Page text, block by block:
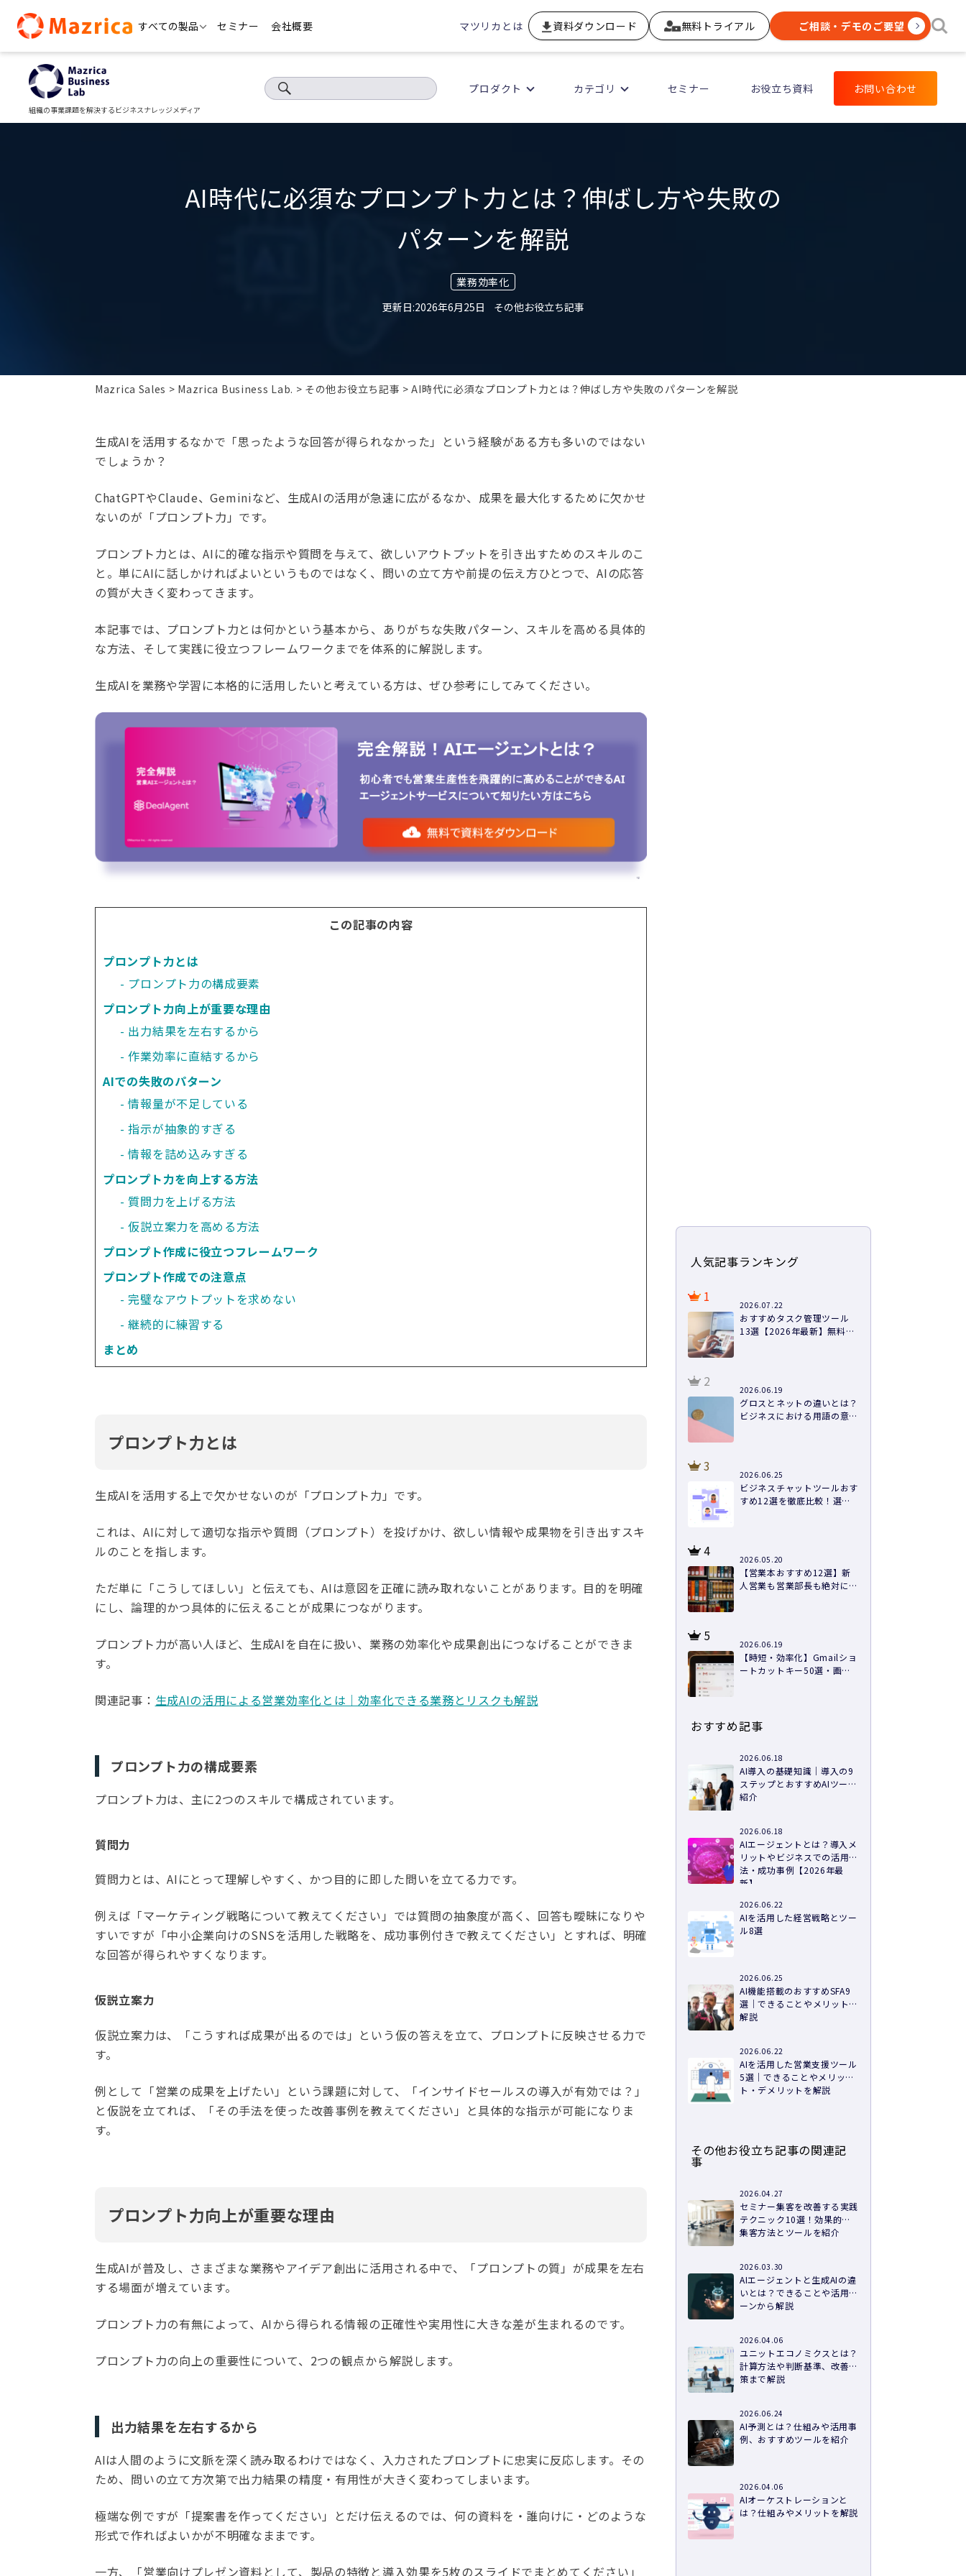
content
すべての製品 セミナー 会社概要 マツリカとは 資料ダウンロード 無料トライアル ご相談・デモのご要望
組織の事業課題を解決するビジネスナレッジメディア
プロダクト カテゴリ セミナー お役立ち資料 お問い合わせ
AI時代に必須なプロンプト力とは？伸ばし方や失敗の
パターンを解説
業務効率化
2026年6月25日
その他お役立ち記事
Mazrica Sales Mazrica Business Lab. その他お役立ち記事 AI時代に必須なプロンプト力とは？伸ばし方や失敗のパターンを解説
生成AIを活用するなかで「思ったような回答が得られなかった」という経験がある方も多いのではない
でしょうか？
ChatGPTやClaude、Geminiなど、生成AIの活用が急速に広がるなか、成果を最大化するために欠かせ
ないのが「プロンプト力」です。
プロンプト力とは、AIに的確な指示や質問を与えて、欲しいアウトプットを引き出すためのスキルのこ
と。単にAIに話しかければよいというものではなく、問いの立て方や前提の伝え方ひとつで、AIの応答
の質が大きく変わってきます。
本記事では、プロンプト力とは何かという基本から、ありがちな失敗パターン、スキルを高める具体的
な方法、そして実践に役立つフレームワークまでを体系的に解説します。
生成AIを業務や学習に本格的に活用したいと考えている方は、ぜひ参考にしてみてください。
この記事の内容
プロンプト力とは
プロンプト力の構成要素
プロンプト力向上が重要な理由
出力結果を左右するから
作業効率に直結するから
AIでの失敗のパターン
情報量が不足している
指示が抽象的すぎる
情報を詰め込みすぎる
プロンプト力を向上する方法
質問力を上げる方法
仮説立案力を高める方法
プロンプト作成に役立つフレームワーク
プロンプト作成での注意点
完璧なアウトプットを求めない
継続的に練習する
まとめ
プロンプト力とは
生成AIを活用する上で欠かせないのが「プロンプト力」です。
これは、AIに対して適切な指示や質問（プロンプト）を投げかけ、欲しい情報や成果物を引き出すスキ
ルのことを指します。
ただ単に「こうしてほしい」と伝えても、AIは意図を正確に読み取れないことがあります。目的を明確
にし、論理的かつ具体的に伝えることが成果につながります。
プロンプト力が高い人ほど、生成AIを自在に扱い、業務の効率化や成果創出につなげることができま
す。
関連記事： 生成AIの活用による営業効率化とは｜効率化できる業務とリスクも解説
プロンプト力の構成要素
プロンプト力は、主に2つのスキルで構成されています。
質問力
質問力とは、AIにとって理解しやすく、かつ目的に即した問いを立てる力です。
例えば「マーケティング戦略について教えてください」では質問の抽象度が高く、回答も曖昧になりや
すいですが「中小企業向けのSNSを活用した戦略を、成功事例付きで教えてください」とすれば、明確
な回答が得られやすくなります。
仮説立案力
仮説立案力は、「こうすれば成果が出るのでは」という仮の答えを立て、プロンプトに反映させる力で
す。
例として「営業の成果を上げたい」という課題に対して、「インサイドセールスの導入が有効では？」
と仮説を立てれば、「その手法を使った改善事例を教えてください」と具体的な指示が可能になりま
す。
プロンプト力向上が重要な理由
生成AIが普及し、さまざまな業務やアイデア創出に活用される中で、「プロンプトの質」が成果を左右
する場面が増えています。
プロンプト力の有無によって、AIから得られる情報の正確性や実用性に大きな差が生まれるのです。
プロンプト力の向上の重要性について、2つの観点から解説します。
出力結果を左右するから
AIは人間のように文脈を深く読み取るわけではなく、入力されたプロンプトに忠実に反応します。その
ため、問いの立て方次第で出力結果の精度・有用性が大きく変わってしまいます。
極端な例ですが「提案書を作ってください」とだけ伝えるのでは、何の資料を・誰向けに・どのような
形式で作ればよいかが不明確なままです。
一方、「営業向けプレゼン資料として、製品の特徴と導入効果を5枚のスライドでまとめてください」
人気記事ランキング
1
2026.07.22
おすすめタスク管理ツール
13選【2026年最新】無料あ
2
2026.06.19
グロスとネットの違いとは？
ビジネスにおける用語の意味
3
2026.06.25
ビジネスチャットツールおす
すめ12選を徹底比較！選び
4
2026.05.20
【営業本おすすめ12選】新
人営業も営業部長も絶対に読
5
2026.06.19
【時短・効率化】Gmailショ
ートカットキー50選・画像
おすすめ記事
2026.06.18
AI導入の基礎知識｜導入の9
ステップとおすすめAIツール
紹介
2026.06.18
AIエージェントとは？導入メ
リットやビジネスでの活用
法・成功事例【2026年最
新】
2026.06.22
AIを活用した経営戦略とツー
ル8選
2026.06.25
AI機能搭載のおすすめSFA9
選｜できることやメリットを
解説
2026.06.22
AIを活用した営業支援ツール
5選｜できることやメリッ
ト・デメリットを解説
その他お役立ち記事の関連記
事
2026.04.27
セミナー集客を改善する実践
テクニック10選！効果的な
集客方法とツールを紹介
2026.03.30
AIエージェントと生成AIの違
いとは？できることや活用シ
ーンから解説
2026.04.06
ユニットエコノミクスとは？
計算方法や判断基準、改善施
策まで解説
2026.06.24
AI予測とは？仕組みや活用事
例、おすすめツールを紹介
2026.04.06
AIオーケストレーションと
は？仕組みやメリットを解説